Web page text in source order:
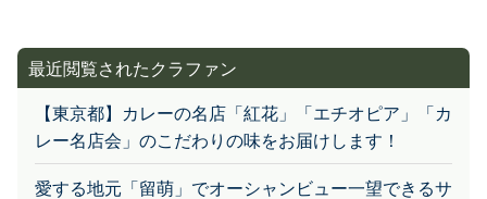
最近閲覧されたクラファン
【東京都】カレーの名店「紅花」「エチオピア」「カ
レー名店会」のこだわりの味をお届けします！
愛する地元「留萌」でオーシャンビュー一望できるサ